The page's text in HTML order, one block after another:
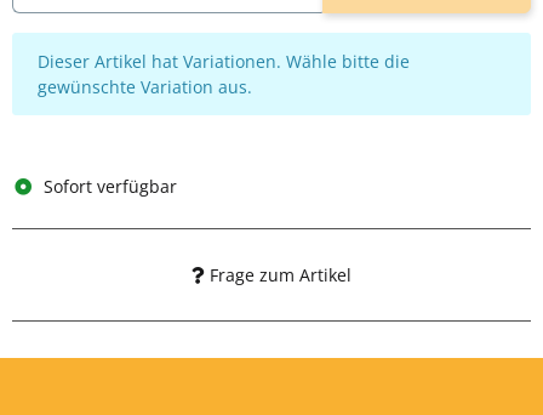
x
Dieser Artikel hat Variationen. Wähle bitte die
gewünschte Variation aus.
Sofort verfügbar
Frage zum Artikel